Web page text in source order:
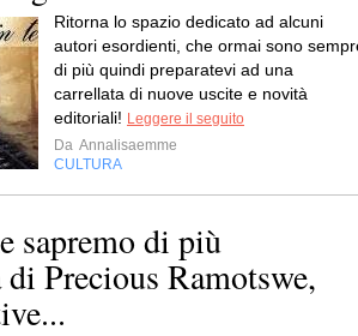
Ritorna lo spazio dedicato ad alcuni
autori esordienti, che ormai sono
di più quindi preparatevi ad una
carrellata di nuove uscite e novità
editoriali! Leggere il seguito
Da Annalisaemme
CULTURA
sapremo di più
Precious Ramotswe,